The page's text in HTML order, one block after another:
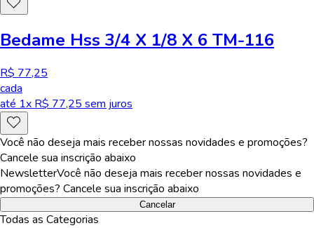
Bedame Hss 3/4 X 1/8 X 6 TM-116
R$ 77,25
cada
até 1x R$ 77,25 sem juros
Você não deseja mais receber nossas novidades e promoções?
Cancele sua inscrição abaixo
NewsletterVocê não deseja mais receber nossas novidades e
promoções? Cancele sua inscrição abaixo
Cancelar
Todas as Categorias